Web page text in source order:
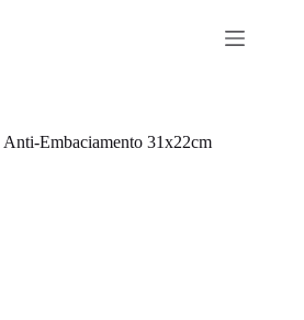
Anti-Embaciamento 31x22cm